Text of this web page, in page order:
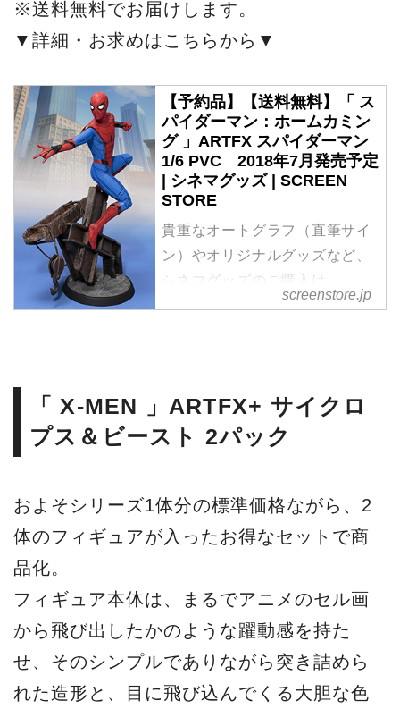
※送料無料でお届けします。
▼詳細・お求めはこちらから▼
【予約品】【送料無料】「 ス
パイダーマン：ホームカミン
グ 」ARTFX スパイダーマン
1/6 PVC 2018年7月発売予定
| シネマグッズ | SCREEN
STORE
貴重なオートグラフ（直筆サイ
ン）やオリジナルグッズなど、
シネマグッズのご購入は
screenstore.jp
「 X-MEN 」ARTFX+ サイクロ
プス＆ビースト 2パック
およそシリーズ1体分の標準価格ながら、2
体のフィギュアが入ったお得なセットで商
品化。
フィギュア本体は、まるでアニメのセル画
から飛び出したかのような躍動感を持た
せ、そのシンプルでありながら突き詰めら
れた造形と、目に飛び込んでくる大胆な色